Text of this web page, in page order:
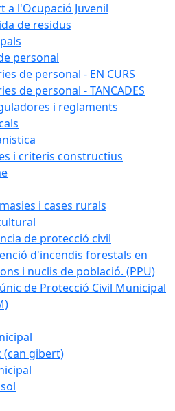
a l'Ocupació Juvenil
de residus
personal
de personal - EN CURS
de personal - TANCADES
i reglaments
i criteris constructius
i cases rurals
de protecció civil
d'incendis forestals en
i nuclis de població. (PPU)
de Protecció Civil Municipal
(can gibert)